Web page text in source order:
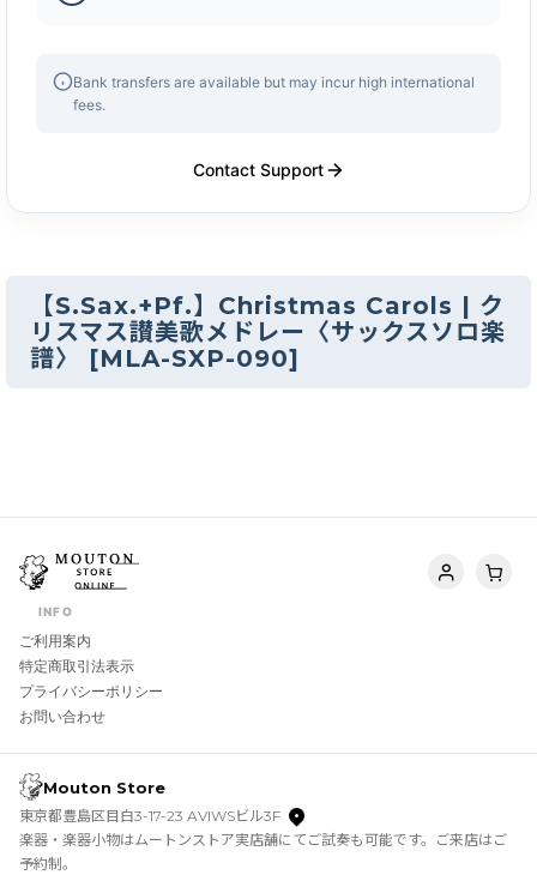
【S.Sax.+Pf.】Christmas Carols | ク
リスマス讃美歌メドレー〈サックスソロ楽
譜〉
[MLA-SXP-090]
Bank transfers are available but may incur high international
fees.
Contact Support
INFO
ご利用案内
特定商取引法表示
プライバシーポリシー
お問い合わせ
Mouton Store
東京都豊島区目白3-17-23 AVIWSビル3F
楽器・楽器小物はムートンストア実店舗にてご試奏も可能です。ご来店はご
予約制。